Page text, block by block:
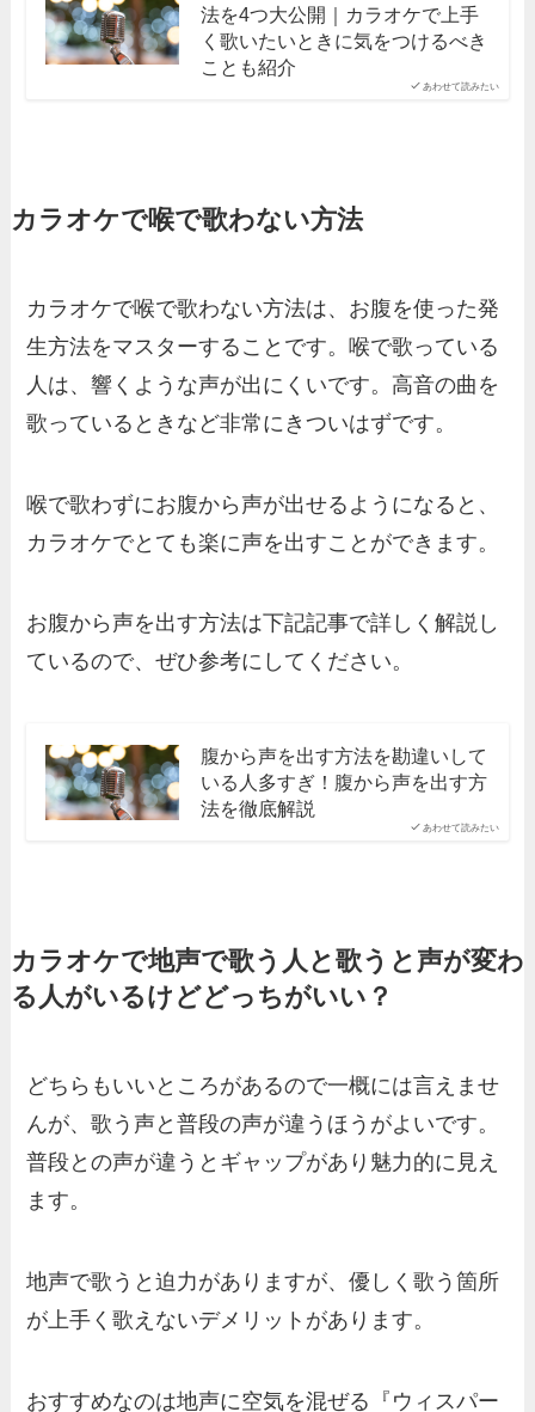
あわせて読みたい
法を4つ大公開｜カラオケで上手
く歌いたいときに気をつけるべき
ことも紹介
カラオケで喉で歌わない方法
カラオケで喉で歌わない方法は、お腹を使った発
生方法をマスターすることです。喉で歌っている
人は、響くような声が出にくいです。高音の曲を
歌っているときなど非常にきついはずです。
喉で歌わずにお腹から声が出せるようになると、
カラオケでとても楽に声を出すことができます。
お腹から声を出す方法は下記記事で詳しく解説し
ているので、ぜひ参考にしてください。
あわせて読みたい
腹から声を出す方法を勘違いして
いる人多すぎ！腹から声を出す方
法を徹底解説
カラオケで地声で歌う人と歌うと声が変わ
る人がいるけどどっちがいい？
どちらもいいところがあるので一概には言えませ
んが、歌う声と普段の声が違うほうがよいです。
普段との声が違うとギャップがあり魅力的に見え
ます。
地声で歌うと迫力がありますが、優しく歌う箇所
が上手く歌えないデメリットがあります。
おすすめなのは地声に空気を混ぜる『ウィスパー